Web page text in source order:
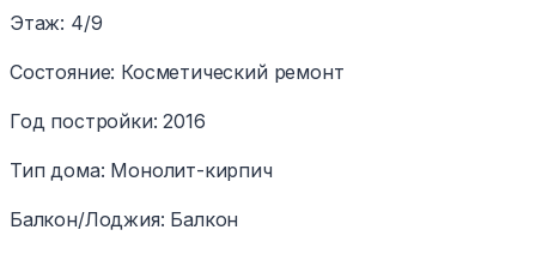
Этаж: 4/9
Состояние: Косметический ремонт
Год постройки: 2016
Тип дома: Монолит-кирпич
Балкон/Лоджия: Балкон